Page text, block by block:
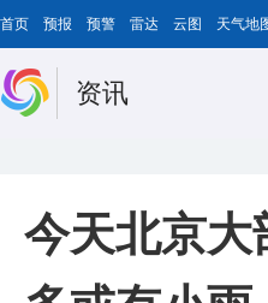
首页 预报 预警 雷达 云图 天气地
资讯
今天北京大